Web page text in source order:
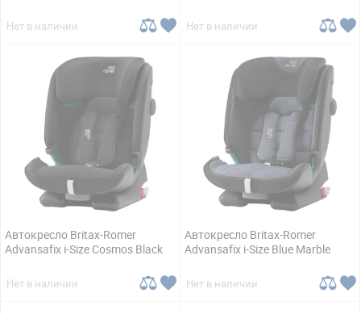
Нет в наличии Нет в наличии
Автокресло Britax-Romer
Advansafix i-Size Cosmos Black
Нет в наличии
Автокресло Britax-Romer
Advansafix i-Size Blue Marble
Нет в наличии